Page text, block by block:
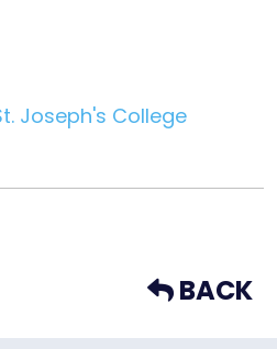
Joseph's College
BACK